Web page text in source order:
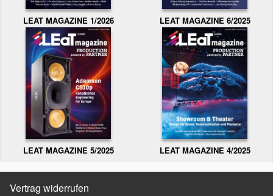
LEAT MAGAZINE 1/2026 LEAT MAGAZINE 6/2025
LEAT MAGAZINE 5/2025 LEAT MAGAZINE 4/2025
Vertrag widerrufen